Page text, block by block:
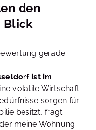
den
Blick
gerade
ist im
volatile Wirtschaft
sorgen für
besitzt, fragt
meine Wohnung